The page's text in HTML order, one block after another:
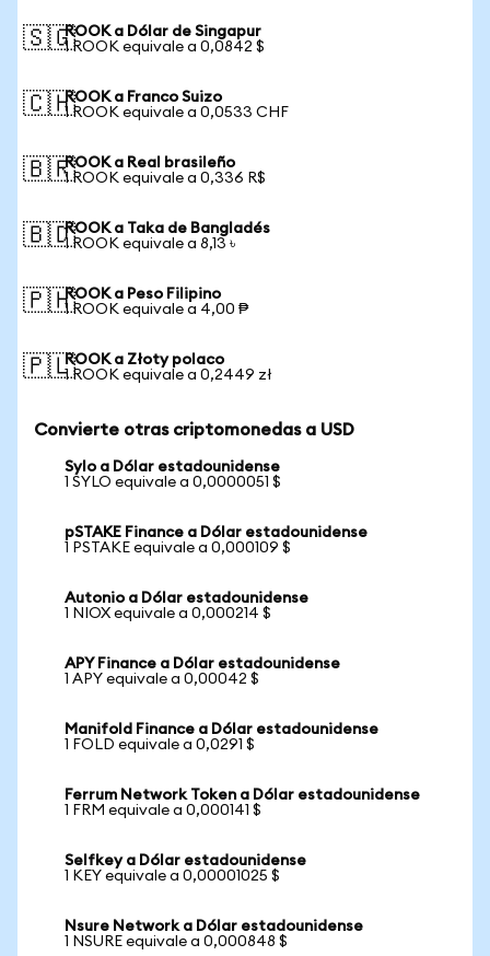
🇸🇬ROOK a Dólar de Singapur
1 ROOK equivale a 0,0842 $
🇨🇭ROOK a Franco Suizo
1 ROOK equivale a 0,0533 CHF
🇧🇷ROOK a Real brasileño
1 ROOK equivale a 0,336 R$
🇧🇩ROOK a Taka de Bangladés
1 ROOK equivale a 8,13 ৳
🇵🇭ROOK a Peso Filipino
1 ROOK equivale a 4,00 ₱
🇵🇱ROOK a Złoty polaco
1 ROOK equivale a 0,2449 zł
Convierte otras criptomonedas a USD
Sylo a Dólar estadounidense
1 SYLO equivale a 0,0000051 $
pSTAKE Finance a Dólar estadounidense
1 PSTAKE equivale a 0,000109 $
Autonio a Dólar estadounidense
1 NIOX equivale a 0,000214 $
APY Finance a Dólar estadounidense
1 APY equivale a 0,00042 $
Manifold Finance a Dólar estadounidense
1 FOLD equivale a 0,0291 $
Ferrum Network Token a Dólar estadounidense
1 FRM equivale a 0,000141 $
Selfkey a Dólar estadounidense
1 KEY equivale a 0,00001025 $
Nsure Network a Dólar estadounidense
1 NSURE equivale a 0,000848 $